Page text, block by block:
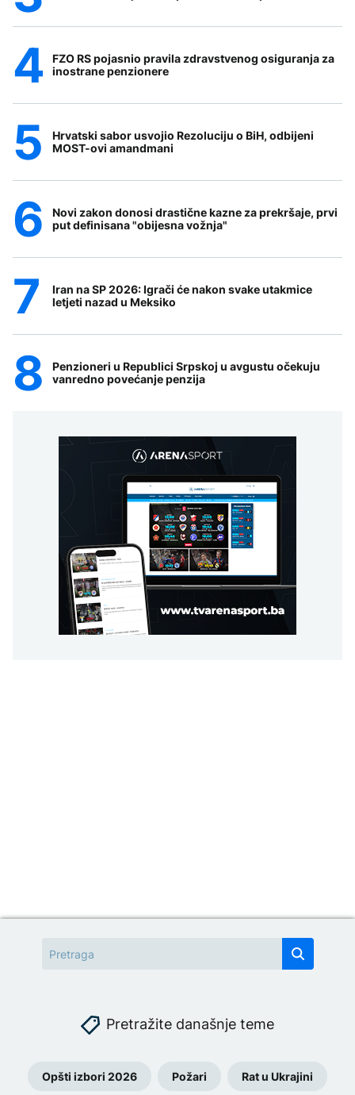
FZO RS pojasnio pravila zdravstvenog osiguranja za
inostrane penzionere
Hrvatski sabor usvojio Rezoluciju o BiH, odbijeni
MOST-ovi amandmani
Novi zakon donosi drastične kazne za prekršaje, prvi
put definisana "obijesna vožnja"
Iran na SP 2026: Igrači će nakon svake utakmice
letjeti nazad u Meksiko
Penzioneri u Republici Srpskoj u avgustu očekuju
vanredno povećanje penzija
Pretražite današnje teme
Opšti izbori 2026 Požari Rat u Ukrajini